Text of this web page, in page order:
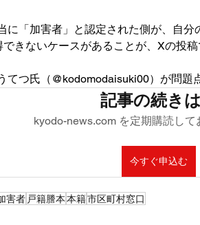
に「加害者」と認定された側が、自
できないケースがあることが、Xの投稿
てつ氏（@kodomodaisuki00）が問題
記事の続き
kyodo-news.com を定期購読して
今すぐ申込む
害者 戸籍謄本本籍市区町村窓口